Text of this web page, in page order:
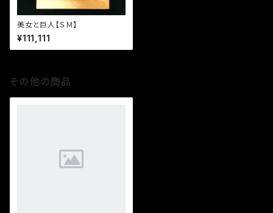
美女と巨人【ＳＭ】
¥111,111
その他の商品